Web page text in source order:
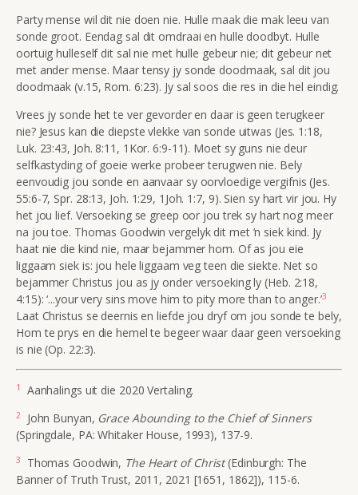
Party mense wil dit nie doen nie. Hulle maak die mak leeu van
sonde groot. Eendag sal dit omdraai en hulle doodbyt. Hulle
oortuig hulleself dit sal nie met hulle gebeur nie; dit gebeur net
met ander mense. Maar tensy jy sonde doodmaak, sal dit jou
doodmaak (v.15, Rom. 6:23). Jy sal soos die res in die hel eindig.
Vrees jy sonde het te ver gevorder en daar is geen terugkeer
nie? Jesus kan die diepste vlekke van sonde uitwas (Jes. 1:18,
Luk. 23:43, Joh. 8:11, 1Kor. 6:9-11). Moet sy guns nie deur
selfkastyding of goeie werke probeer terugwen nie. Bely
eenvoudig jou sonde en aanvaar sy oorvloedige vergifnis (Jes.
55:6-7, Spr. 28:13, Joh. 1:29, 1Joh. 1:7, 9). Sien sy hart vir jou. Hy
het jou lief. Versoeking se greep oor jou trek sy hart nog meer
na jou toe. Thomas Goodwin vergelyk dit met ’n siek kind. Jy
haat nie die kind nie, maar bejammer hom. Of as jou eie
liggaam siek is: jou hele liggaam veg teen die siekte. Net so
bejammer Christus jou as jy onder versoeking ly (Heb. 2:18,
4:15): ‘...your very sins move him to pity more than to anger.’3
Laat Christus se deernis en liefde jou dryf om jou sonde te bely,
Hom te prys en die hemel te begeer waar daar geen versoeking
is nie (Op. 22:3).
1 Aanhalings uit die 2020 Vertaling.
2 John Bunyan, Grace Abounding to the Chief of Sinners
(Springdale, PA: Whitaker House, 1993), 137-9.
3 Thomas Goodwin, The Heart of Christ(Edinburgh: The
Banner of Truth Trust, 2011, 2021 [1651, 1862]), 115-6.